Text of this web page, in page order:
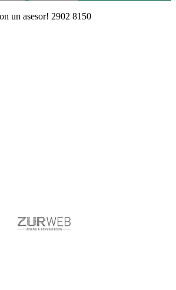
un asesor! 2902 8150